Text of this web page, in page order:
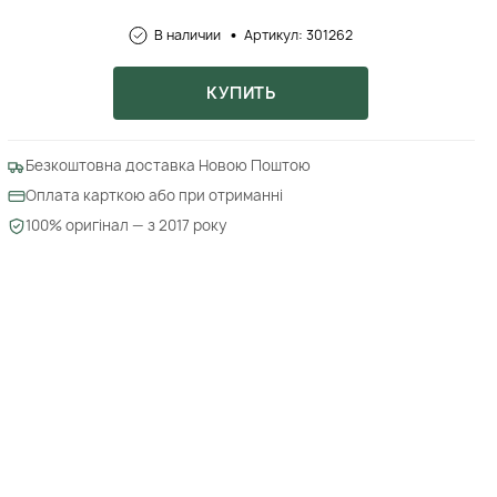
В наличии Артикул: 301262
КУПИТЬ
Безкоштовна доставка Новою Поштою
Оплата карткою або при отриманні
100% оригінал — з 2017 року